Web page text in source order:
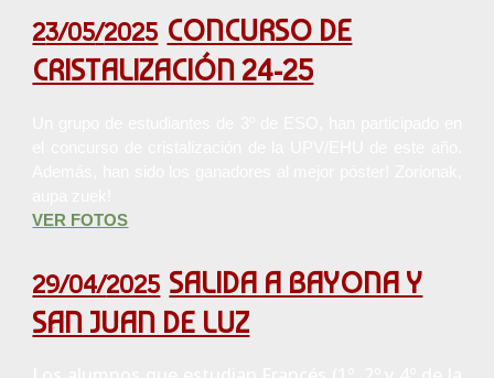
23/05/2025 CONCURSO DE
CRISTALIZACIÓN 24-25
VER FOTOS
29/04/2025 SALIDA A BAYONA Y
SAN JUAN DE LUZ